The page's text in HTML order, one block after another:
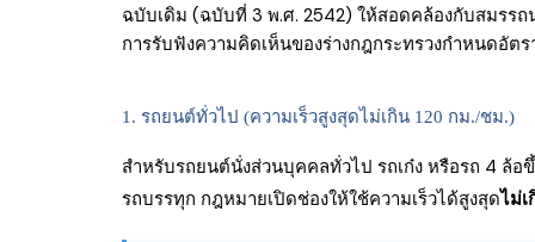
ฉบับเดิม (ฉบับที่ 3 พ.ศ. 2542) ให้สอดคล้องกับสมรร
การรับฟังความคิดเห็นของร่างกฎกระทรวงกำหนดอัต
1. รถยนต์ทั่วไป (ความเร็วสูงสุดไม่เกิน 120 กม./ชม.)
สำหรับรถยนต์นั่งส่วนบุคคลทั่วไป รถเก๋ง หรือรถ 4 ล้
รถบรรทุก กฎหมายเปิดช่องให้ใช้ความเร็วได้สูงสุดไม่